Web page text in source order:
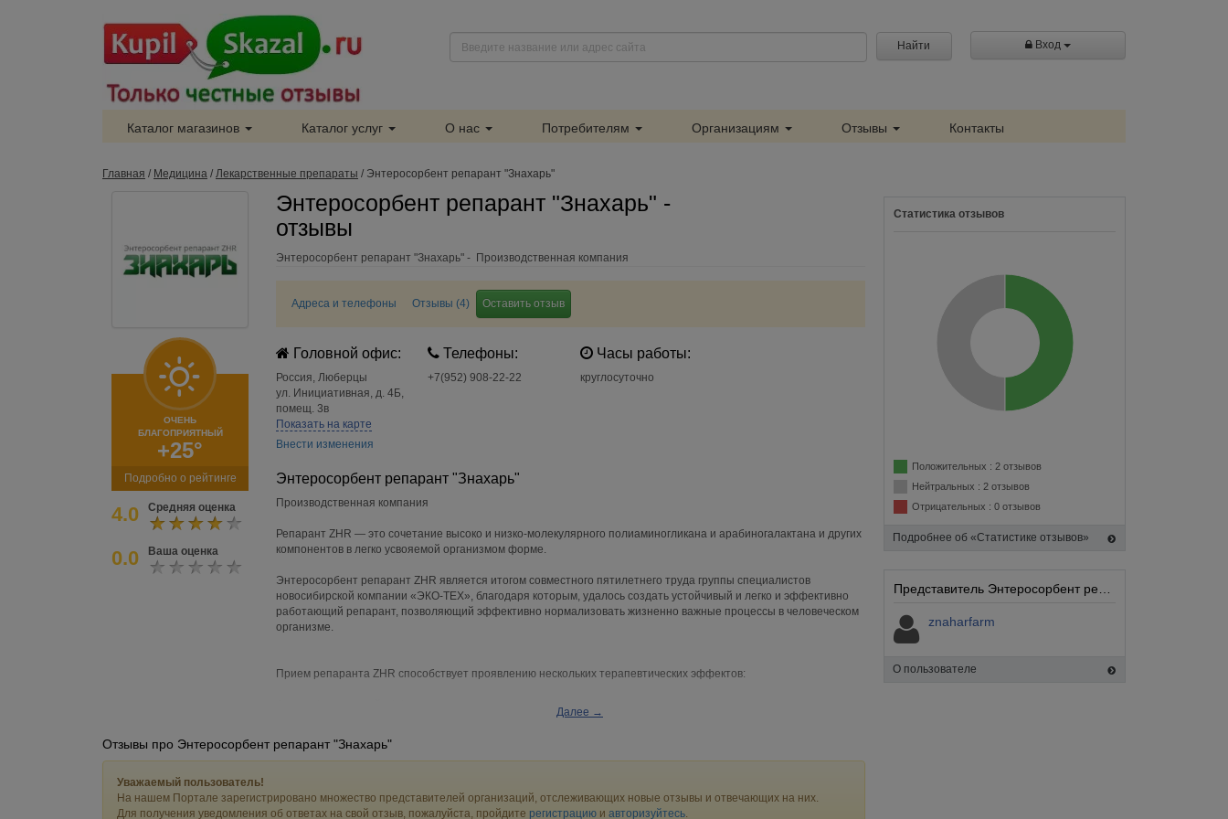
Найти Вход
Каталог магазинов Каталог услуг О нас Потребителям Организациям Отзывы Контакты
Главная / Медицина / Лекарственные препараты / Энтеросорбент репарант "Знахарь"
ОЧЕНЬ
БЛАГОПРИЯТНЫЙ
+25°
Подробно о рейтинге
4.0 Средняя оценка
0.0 Ваша оценка
Энтеросорбент репарант "Знахарь" -
отзывы
Энтеросорбент репарант "Знахарь" - Производственная компания
Адреса и телефоны Отзывы (4) Оставить отзыв
Головной офис:
Россия, Люберцы
ул. Инициативная, д. 4Б,
помещ. 3в
Показать на карте
Внести изменения
Телефоны:
+7(952) 908-22-22
Часы работы:
круглосуточно
Энтеросорбент репарант "Знахарь"
Производственная компания
Репарант ZHR — это сочетание высоко и низко-молекулярного полиаминогликана и арабиногалактана и других
компонентов в легко усвояемой организмом форме.
Энтеросорбент репарант ZHR является итогом совместного пятилетнего труда группы специалистов
новосибирской компании «ЭКО-ТЕХ», благодаря которым, удалось создать устойчивый и легко и эффективно
работающий репарант, позволяющий эффективно нормализовать жизненно важные процессы в человеческом
организме.
Прием репаранта ZHR способствует проявлению нескольких терапевтических эффектов:
Антиинфекционные вещества борются с инфекциями, вызываемыми бактериями, вирусами и грибками,
заражающего микроорганизма и безопасны для клеток человека, то есть обладают избирательной
Иммуномодулирующий эффект
Иммуномодулирующие вещества обладают способностью увеличивать или уменьшать иммунный ответ
Далее →
Статистика отзывов
Положительных : 2 отзывов
Нейтральных : 2 отзывов
Отрицательных : 0 отзывов
Подробнее об «Статистике отзывов»
znaharfarm
О пользователе
Отзывы про Энтеросорбент репарант "Знахарь"
Уважаемый пользователь!
На нашем Портале зарегистрировано множество представителей организаций, отслеживающих новые отзывы и отвечающих на них.
Для получения уведомления об ответах на свой отзыв, пожалуйста, пройдите регистрацию и авторизуйтесь.